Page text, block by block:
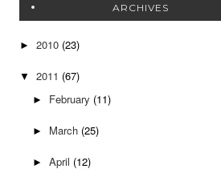
ARCHIVES
► 2010 (23)
▼ 2011 (67)
► February (11)
► March (25)
► April (12)